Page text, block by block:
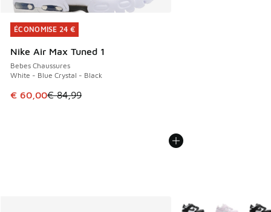
ÉCONOMISE 24 €
Nike Air Max Tuned 1
Bebes Chaussures
White - Blue Crystal - Black
Cet article est en promotion. Prix en baisse de € 84,99 à
€ 60,00€ 84,99
ÉCONOMISE 24 €
Plus de couleurs